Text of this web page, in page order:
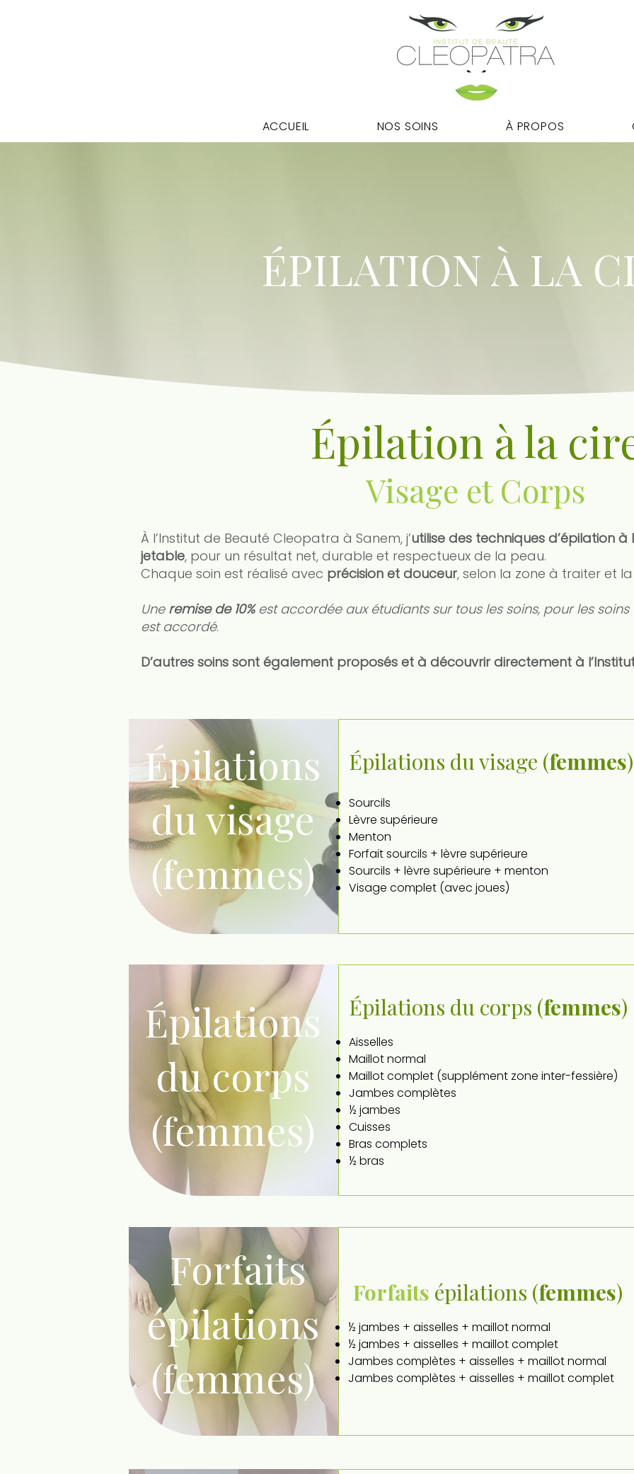
ACCUEIL NOS SOINS À PROPOS
ÉPILATION À LA
Épilation à la
Visage et Corps
À l’Institut de Beauté Cleopatra à Sanem, j’utilise des techniques d’épilation
jetable, pour un résultat net, durable et respectueux de la peau.
Chaque soin est réalisé avec précision et douceur, selon la zone à traiter et
Une remise de 10% est accordée aux étudiants sur tous les soins, pour les
est accordé.
D’autres soins sont également proposés et à découvrir directement à
Épilations
du visage
(femmes)
Épilations du visage (femmes)
Sourcils
Lèvre supérieure
Menton
Forfait sourcils + lèvre supérieure
Sourcils + lèvre supérieure + menton
Visage complet (avec joues)
Épilations
du corps
(femmes)
Épilations du corps (femmes)
Aisselles
Maillot normal
Maillot complet (supplément zone inter-fessière)
Jambes complètes
½ jambes
Cuisses
Bras complets
½ bras
Forfaits
épilations
(femmes)
Forfaits épilations (femmes)
½ jambes + aisselles + maillot normal
½ jambes + aisselles + maillot complet
Jambes complètes + aisselles + maillot normal
Jambes complètes + aisselles + maillot complet